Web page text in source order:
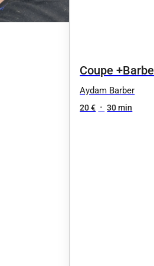
Coupe +Barbe
Aydam Barber
20 € • 30 min